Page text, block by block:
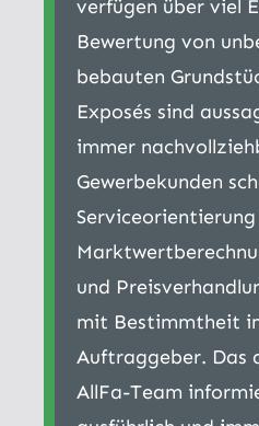
verfügen über viel
Bewertung von
bebauten
Exposés sind
immer
Gewerbekunden
und
mit Bestimmtheit
Auftraggeber. Das
AllFa-Team